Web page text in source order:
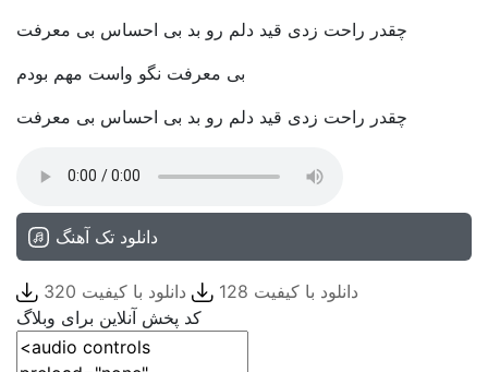
چقدر راحت زدی قید دلم رو بد بی احساس بی معرفت
بی معرفت نگو واست مهم بودم
چقدر راحت زدی قید دلم رو بد بی احساس بی معرفت
دانلود تک آهنگ
دانلود با کیفیت 128
دانلود با کیفیت 320
کد پخش آنلاین برای وبلاگ